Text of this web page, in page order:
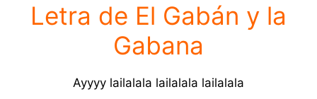
Letra de El Gabán y la
Gabana
Ayyyy lailalala lailalala lailalala